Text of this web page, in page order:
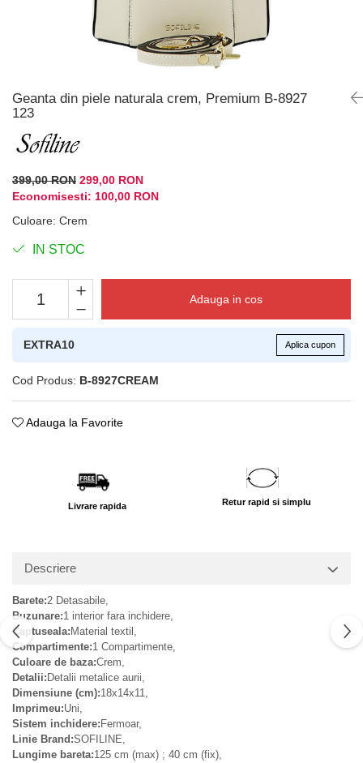
Geanta din piele naturala crem, Premium B-8927
123
399,00 RON 299,00 RON
Economisesti: 100,00 RON
Culoare: Crem
IN STOC
Adauga in cos
EXTRA10 Aplica cupon
Cod Produs: B-8927CREAM
Adauga la Favorite
Livrare rapida Retur rapid si simplu
Descriere
Barete:2 Detasabile,
Buzunare:1 interior fara inchidere,
Captuseala:Material textil,
Compartimente:1 Compartimente,
Culoare de baza:Crem,
Detalii:Detalii metalice aurii,
Dimensiune (cm):18x14x11,
Imprimeu:Uni,
Sistem inchidere:Fermoar,
Linie Brand:SOFILINE,
Lungime bareta:125 cm (max) ; 40 cm (fix),